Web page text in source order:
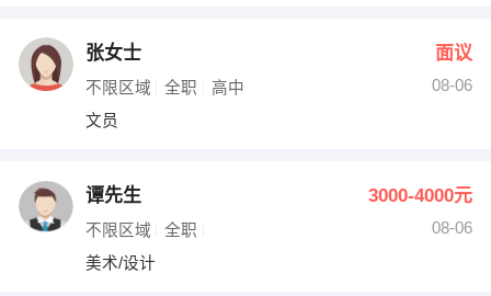
编辑
其他职位
张女士 面议
不限区域 全职 高中
08-06
文员
谭先生 3000-4000元
不限区域 全职
08-06
美术/设计